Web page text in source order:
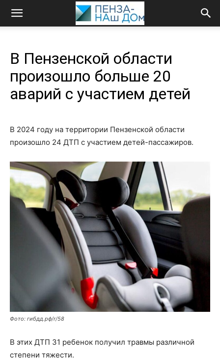
В Пензенской области
произошло больше 20
аварий с участием детей
В 2024 году на территории Пензенской области
произошло 24 ДТП с участием детей-пассажиров.
Фото: гибдд.рф/r/58
В этих ДТП 31 ребенок получил травмы различной
степени тяжести.